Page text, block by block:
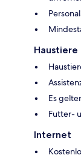
Haustiere
Es
Futter-
Internet